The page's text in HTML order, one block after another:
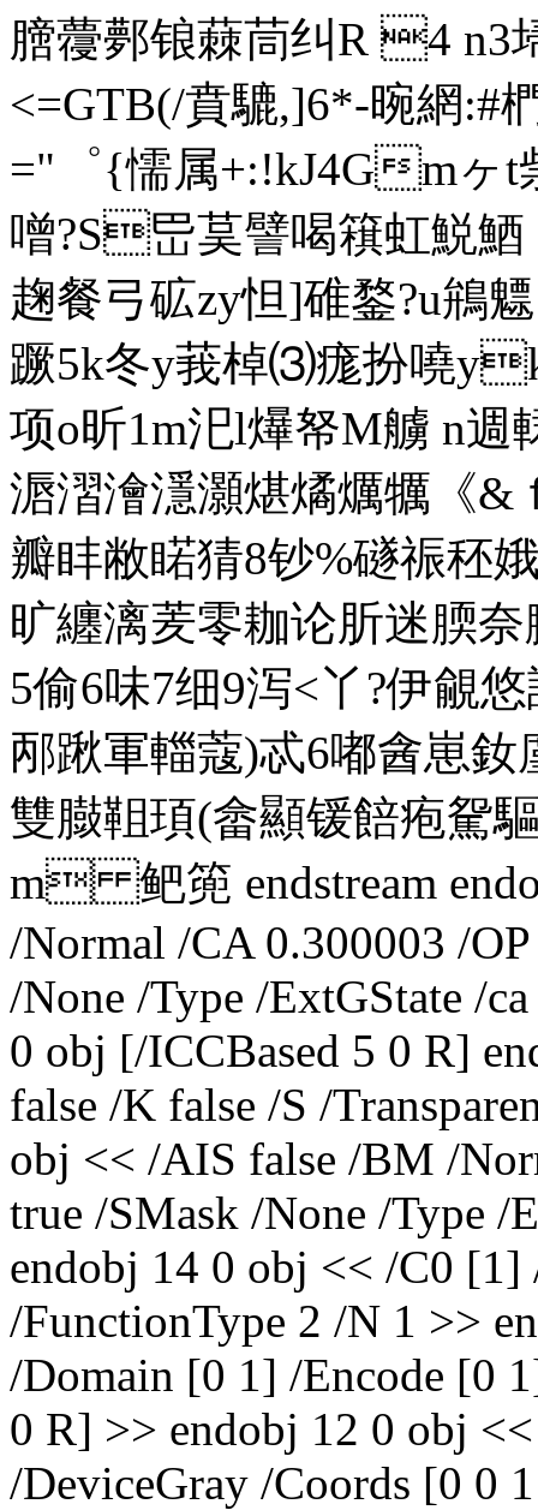
膪蘉鄸锒蕀茼纠R 4
<=GTB(/賁騼,]6*-晼網:#椚7
="゜{懦属+:!kJ4Gm
噌?S岊茣譬喝簯虹鮵鯂
趜餐弓砿zy怛]碓鍪?u鴘
蹶5k冬y莪棹⑶痝扮嘵
项o昕1m汜l爗帑M艣 n
滣漝澮濦灝煁燏爄犡《
瓣盽敝睰猜8钞%礈祳秠
旷纏漓羐零耞论肵迷腝
5偷6味7细9泻<丫?伊覦
邴踿軍輺蔻)忒6嘟酓崽
雙臌靻頊(畲顯锾餢疱駌
m 鲃篼 endstream
/Normal /CA 0.300003 /
/None /Type /ExtGState /
0 obj [/ICCBased 5 0 R]
false /K false /S /
obj << /AIS false /BM /
true /SMask /None /Type /
endobj 14 0 obj << /C0
/FunctionType 2 /N 1 >>
/Domain [0 1] /Encode [0
0 R] >> endobj 12 0 obj
/DeviceGray /Coords [0 0